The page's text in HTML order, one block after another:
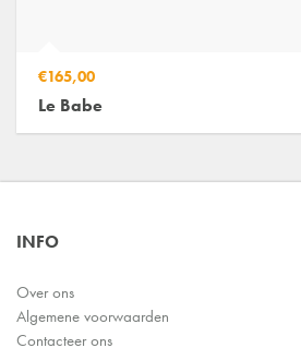
€165,00
Le Babe
INFO
Over ons
Algemene voorwaarden
Contacteer ons